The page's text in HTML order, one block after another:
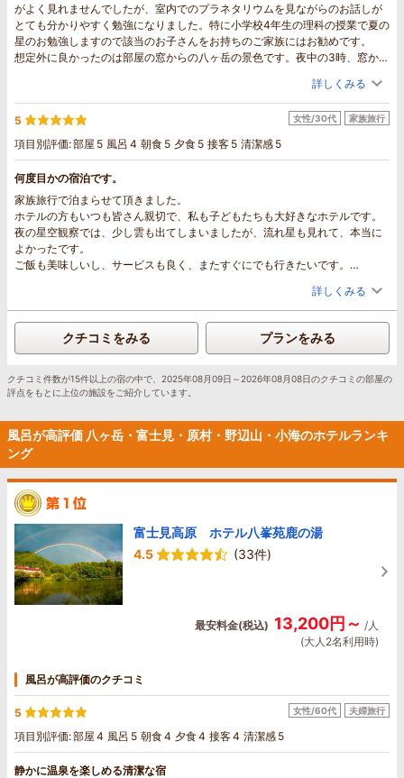
がよく見れませんでしたが、室内でのプラネタリウムを見ながらのお話しが
とても分かりやすく勉強になりました。特に小学校4年生の理科の授業で夏の
星のお勉強しますので該当のお子さんをお持ちのご家族にはお勧めです。
想定外に良かったのは部屋の窓からの八ヶ岳の景色です。夜中の3時、窓から
新鮮な高原野菜の販売もあり、いいお土産がてきました。トウモロコシ甘く
て美味しかった。
詳しくみる
5
項目別評価:部屋 5 風呂 4 朝食 5 夕食 5 接客 5 清潔感 5
女性/30代 家族旅行
何度目かの宿泊です。
家族旅行で泊まらせて頂きました。
ホテルの方もいつも皆さん親切で、私も子どもたちも大好きなホテルです。
夜の星空観察では、少し雲も出てしまいましたが、流れ星も見れて、本当に
よかったです。
ご飯も美味しいし、サービスも良く、またすぐにでも行きたいです。
詳しくみる
クチコミをみる プランをみる
クチコミ件数が15件以上の宿の中で、2025年08月09日～2026年08月08日のクチコミの部屋の
評点をもとに上位の施設をご紹介しています。
風呂が高評価 八ヶ岳・富士見・原村・野辺山・小海のホテルランキ
ング
富士見高原 ホテル八峯苑鹿の湯
4.5
(33件)
最安料金(税込) 13,200円～ /人
(大人2名利用時)
風呂が高評価のクチコミ
5
項目別評価:部屋 4 風呂 5 朝食4 夕食4 接客4 清潔感 5
女性/60代 夫婦旅行
静かに温泉を楽しめる清潔な宿